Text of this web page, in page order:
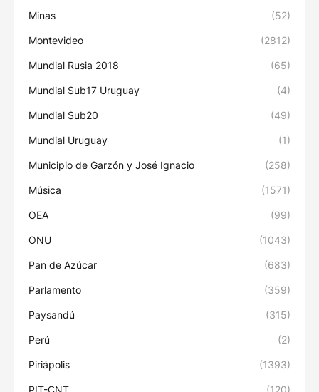
Minas (52)
Montevideo (2812)
Mundial Rusia 2018 (65)
Mundial Sub17 Uruguay (4)
Mundial Sub20 (49)
Mundial Uruguay (1)
Municipio de Garzón y José Ignacio (258)
Música (1571)
OEA (99)
ONU (1043)
Pan de Azúcar (683)
Parlamento (359)
Paysandú (315)
Perú (2)
Piriápolis (1393)
PIT-CNT (120)